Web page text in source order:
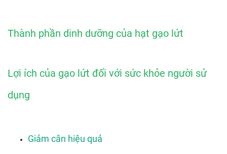
Thành phần dinh dưỡng của hạt gạo lứt
Lợi ích của gạo lứt đối với sức khỏe người sử
dụng
Giảm cân hiệu quả